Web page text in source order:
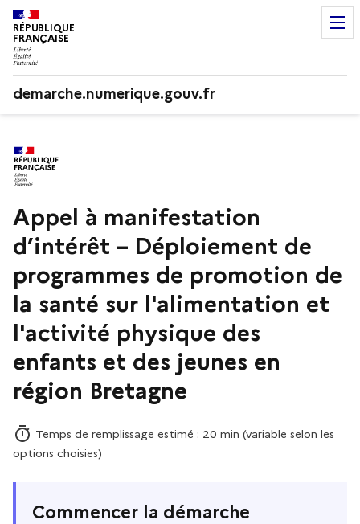
RÉPUBLIQUE
FRANÇAISE
demarche.numerique.gouv.fr
Appel à manifestation
d’intérêt – Déploiement de
programmes de promotion de
la santé sur l'alimentation et
l'activité physique des
enfants et des jeunes en
région Bretagne
Temps de remplissage estimé : 20 min (variable selon les
options choisies)
Commencer la démarche